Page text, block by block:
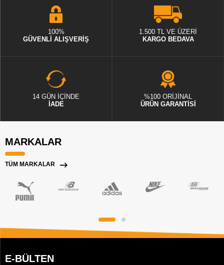
100%
GÜVENLİ ALIŞVERİŞ
1.500 TL VE ÜZERİ
KARGO BEDAVA
14 GÜN İÇİNDE
İADE
%100 ORİJİNAL
ÜRÜN GARANTİSİ
MARKALAR
TÜM MARKALAR
E-BÜLTEN